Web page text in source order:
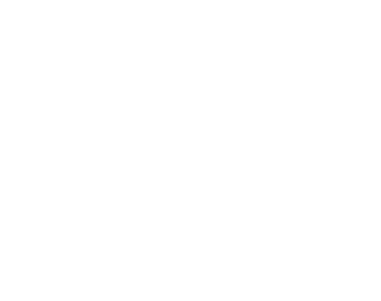
להודות, ספר השראה ותרגול של הכרת